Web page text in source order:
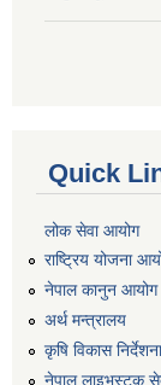
Quick
लोक सेवा आयोग
राष्ट्रिय योजना
नेपाल कानुन आयोग
अर्थ मन्त्रालय
कृषि विकास
नेपाल लाइभस्टक